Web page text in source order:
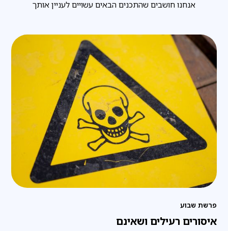
אנחנו חושבים שהתכנים הבאים עשויים לעניין אותך
פרשת שבוע
איסורים רעילים ושאינם